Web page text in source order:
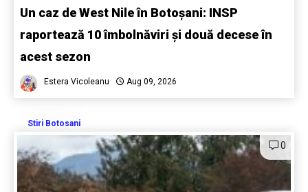
Un caz de West Nile în Botoșani: INSP
raportează 10 îmbolnăviri și două decese în
acest sezon
Estera Vicoleanu Aug 09, 2026
Stiri Botosani
0